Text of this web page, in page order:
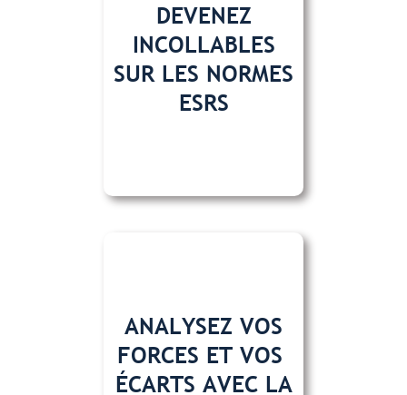
DEVENEZ
INCOLLABLES
SUR LES NORMES
ESRS
ANALYSEZ VOS
FORCES ET VOS
ÉCARTS AVEC LA